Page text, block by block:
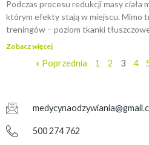
Podczas procesu redukcji masy ciała
którym efekty stają w miejscu. Mimo
treningów – poziom tkanki
Zobacz więcej
« Poprzednia 1 2 3 4
500 274 762